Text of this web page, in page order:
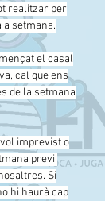
realitzar per
setmana.
el casal
cal que ens
de la setmana
imprevist o
previ,
Si
hi haurà cap